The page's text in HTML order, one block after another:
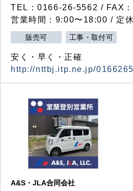
TEL：0166-26-5562 / FAX
営業時間：9:00〜18:00 / 定
販売可 工事・取付可
安く・早く・正確
http://nttbj.itp.ne.jp/
A&S・JLA合同会社